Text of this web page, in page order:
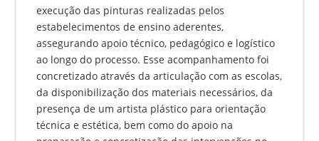
execução das pinturas realizadas pelos
estabelecimentos de ensino aderentes,
assegurando apoio técnico, pedagógico e logístico
ao longo do processo. Esse acompanhamento foi
concretizado através da articulação com as escolas,
da disponibilização dos materiais necessários, da
presença de um artista plástico para orientação
técnica e estética, bem como do apoio na